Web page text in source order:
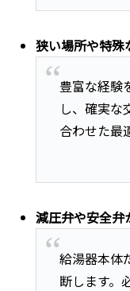
狭い場所や特殊
豊富な経験
し、確実な
合わせた最
減圧弁や安全弁
給湯器本体
断します。